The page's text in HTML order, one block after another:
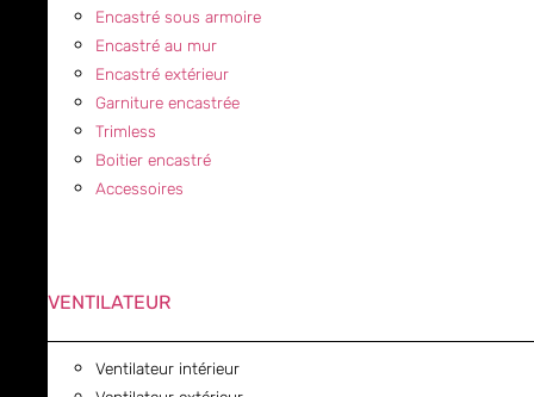
Encastré sous armoire
Encastré au mur
Encastré extérieur
Garniture encastrée
Trimless
Boitier encastré
Accessoires
VENTILATEUR
Ventilateur intérieur